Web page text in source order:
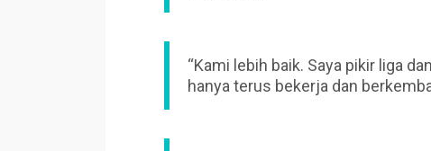
“Kami lebih baik. Saya pikir liga
hanya terus bekerja dan